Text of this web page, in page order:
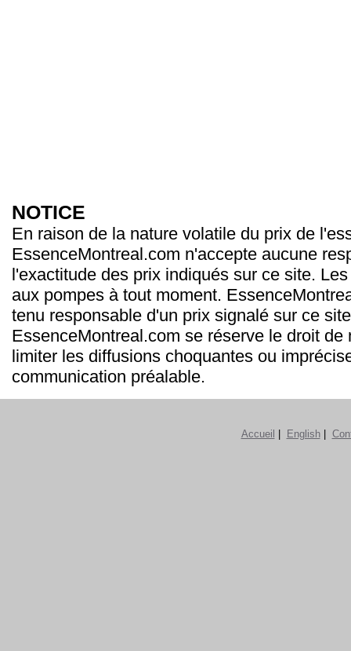
NOTICE
En raison de la nature volatile du prix de
EssenceMontreal.com n'accepte aucune
l'exactitude des prix indiqués sur ce site.
aux pompes à tout moment.
tenu responsable d'un prix signalé sur ce
EssenceMontreal.com se réserve le droit de
limiter les diffusions choquantes ou
communication préalable.
Accueil English|